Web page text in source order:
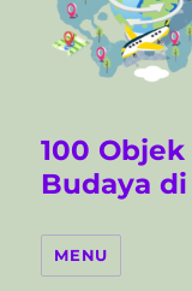
100
Budaya
MENU